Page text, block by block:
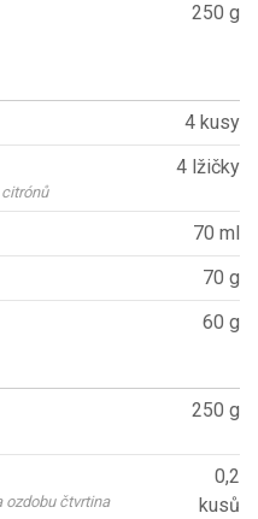
250 g
4 kusy
4 lžičky
70 ml
70 g
60 g
250 g
ozdobu čtvrtina
0,2
kusů